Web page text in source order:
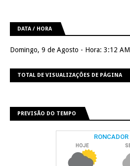
DATA / HORA
Domingo, 9 de Agosto - Hora: 3:12 AM
TOTAL DE VISUALIZAÇÕES DE PÁGINA
PREVISÃO DO TEMPO